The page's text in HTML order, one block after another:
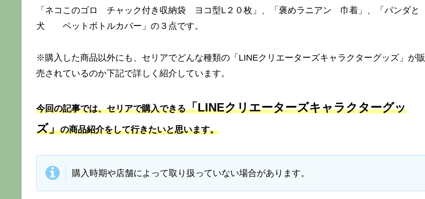
「ネコこのゴロ チャック付き収納袋 ヨコ型L２０枚」、「褒めラニアン 巾着」、「パンダと
犬 ペットボトルカバー」の３点です。
※購入した商品以外にも、セリアでどんな種類の「LINEクリエーターズキャラクターグッズ」が販
売されているのか下記で詳しく紹介しています。
今回の記事では、セリアで購入できる「LINEクリエーターズキャラクターグッ
ズ」の商品紹介をして行きたいと思います。
購入時期や店舗によって取り扱っていない場合があります。